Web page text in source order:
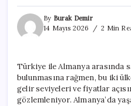
By Burak Demir
14 Mayıs 2026
2 Min
Türkiye ile Almanya arasında
bulunmasına rağmen, bu iki
gelir seviyeleri ve fiyatlar
gözlemleniyor. Almanya’da